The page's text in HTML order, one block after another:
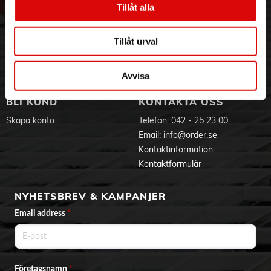
Tillåt alla
Tillåt urval
Avvisa
Visselblåsning
Aktuellt på Order
Ansökan om RMA
Godsefterlysning & Felleverans
Integritetspolicy
Om cookies
BLI KUND
Skapa konto
KONTAKTA OSS
Telefon: 042 - 25 23 00
Email: info@order.se
Kontaktinformation
Kontaktformulär
NYHETSBREV & KAMPANJER
Email address *
Företagsnamn *